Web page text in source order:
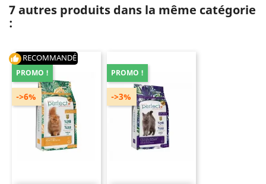
7 autres produits dans la même catégorie
:
thumb_up RECOMMANDÉ
->6%
PROMO !
->3%
PROMO !